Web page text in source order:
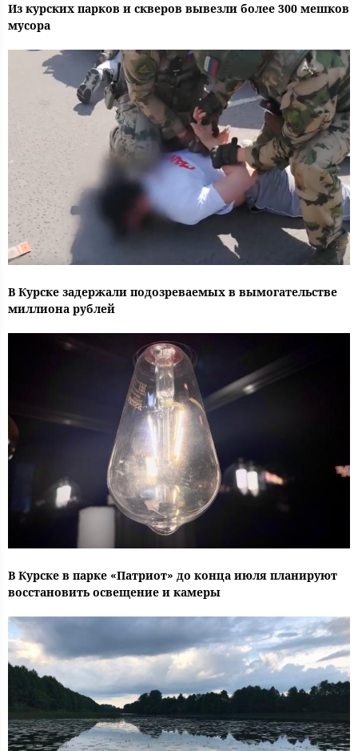
Из курских парков и скверов вывезли более 300 мешков
мусора
В Курске задержали подозреваемых в вымогательстве
миллиона рублей
В Курске в парке «Патриот» до конца июля планируют
восстановить освещение и камеры